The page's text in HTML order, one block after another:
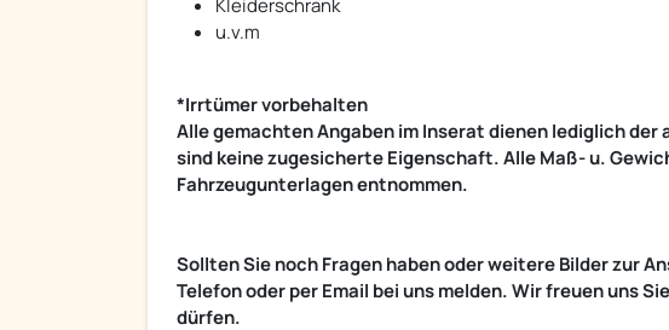
Kleiderschrank
u.v.m
*Irrtümer vorbehalten
Alle gemachten Angaben im Inserat dienen lediglich der
sind keine zugesicherte Eigenschaft. Alle Maß- u.
Fahrzeugunterlagen entnommen.
Sollten Sie noch Fragen haben oder weitere Bilder zur
Telefon oder per Email bei uns melden. Wir freuen uns
dürfen.